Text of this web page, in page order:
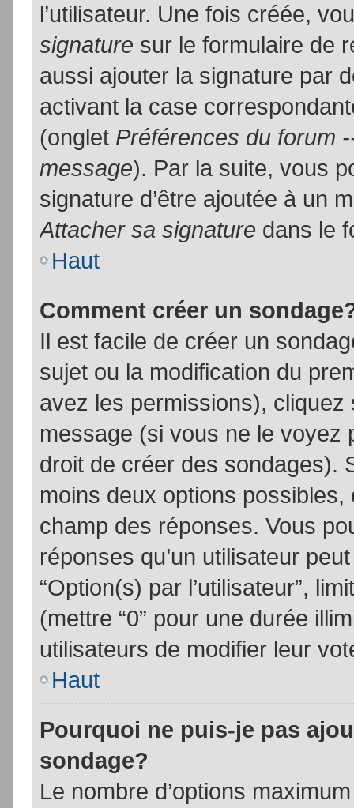
l’utilisateur. Une fois créée,
signature sur le formulaire de
aussi ajouter la signature par
activant la case
(onglet Préférences du forum
message). Par la suite, vous
signature d’être ajoutée à un
Attacher sa signature dans le
Haut
Comment créer un
Il est facile de créer un
sujet ou la modification du
avez les permissions), cliquez
message (si vous ne le voyez
droit de créer des sondages).
moins deux options
champ des réponses. Vous
réponses qu’un utilisateur
“Option(s) par l’utilisateur”,
(mettre “0” pour une durée
utilisateurs de modifier leur
Haut
Pourquoi ne puis-je pas
sondage?
Le nombre d’options